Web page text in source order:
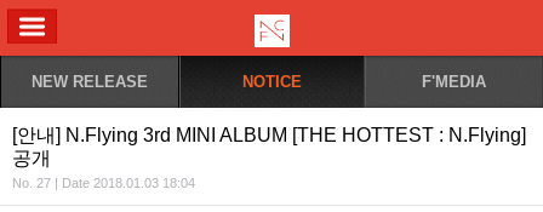
NEW RELEASE NOTICE F'MEDIA
[안내] N.Flying 3rd MINI ALBUM [THE HOTTEST : N.Flying]
공개
No. 27 | Date 2018.01.03 18:04